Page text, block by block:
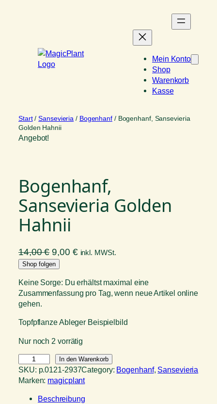
Mein Konto
Shop
Warenkorb
Kasse
Start/Sansevieria / Bogenhanf/ Bogenhanf, Sansevieria
Golden Hahnii
Angebot!
Bogenhanf,
Sansevieria Golden
Hahnii
14,00€ U
r
p
n
g
c
h
e
9,00 €A
u
e
l
e
r
P
r
e
i
inkl. MWSt.
Shop folgen
Keine Sorge: Du erhältst maximal eine
Zusammenfassung pro Tag, wenn neue Artikel online
gehen.
Topfpflanze Ableger Beispielbild
Nur noch 2 vorrätig
o
g
In den Warenkorb
SKU: p.0121-2937Category: Bogenhanf, Sansevieria
Marken: magicplant
Beschreibung